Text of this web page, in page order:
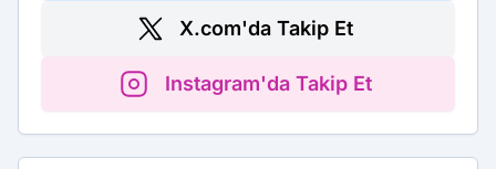
X.com'da Takip Et
Instagram'da Takip Et